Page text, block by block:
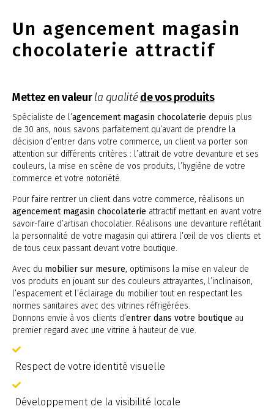
Un agencement magasin
chocolaterie attractif
Mettez en valeurla qualité de vos produits
Spécialiste de l’agencement magasin chocolaterie depuis plus
de 30 ans, nous savons parfaitement qu’avant de prendre la
décision d’entrer dans votre commerce, un client va porter son
attention sur différents critères : l’attrait de votre devanture et ses
couleurs, la mise en scène de vos produits, l’hygiène de votre
commerce et votre notoriété.
Pour faire rentrer un client dans votre commerce, réalisons un
agencement magasin chocolaterie attractif mettant en avant votre
savoir-faire d’artisan chocolatier. Réalisons une devanture reflétant
la personnalité de votre magasin qui attirera l’œil de vos clients et
de tous ceux passant devant votre boutique.
Avec du mobilier sur mesure, optimisons la mise en valeur de
vos produits en jouant sur des couleurs attrayantes, l’inclinaison,
l’espacement et l’éclairage du mobilier tout en respectant les
normes sanitaires avec des vitrines réfrigérées.
Donnons envie à vos clients d’entrer dans votre boutique au
premier regard avec une vitrine à hauteur de vue.
Respect de votre identité visuelle
Développement de la visibilité locale